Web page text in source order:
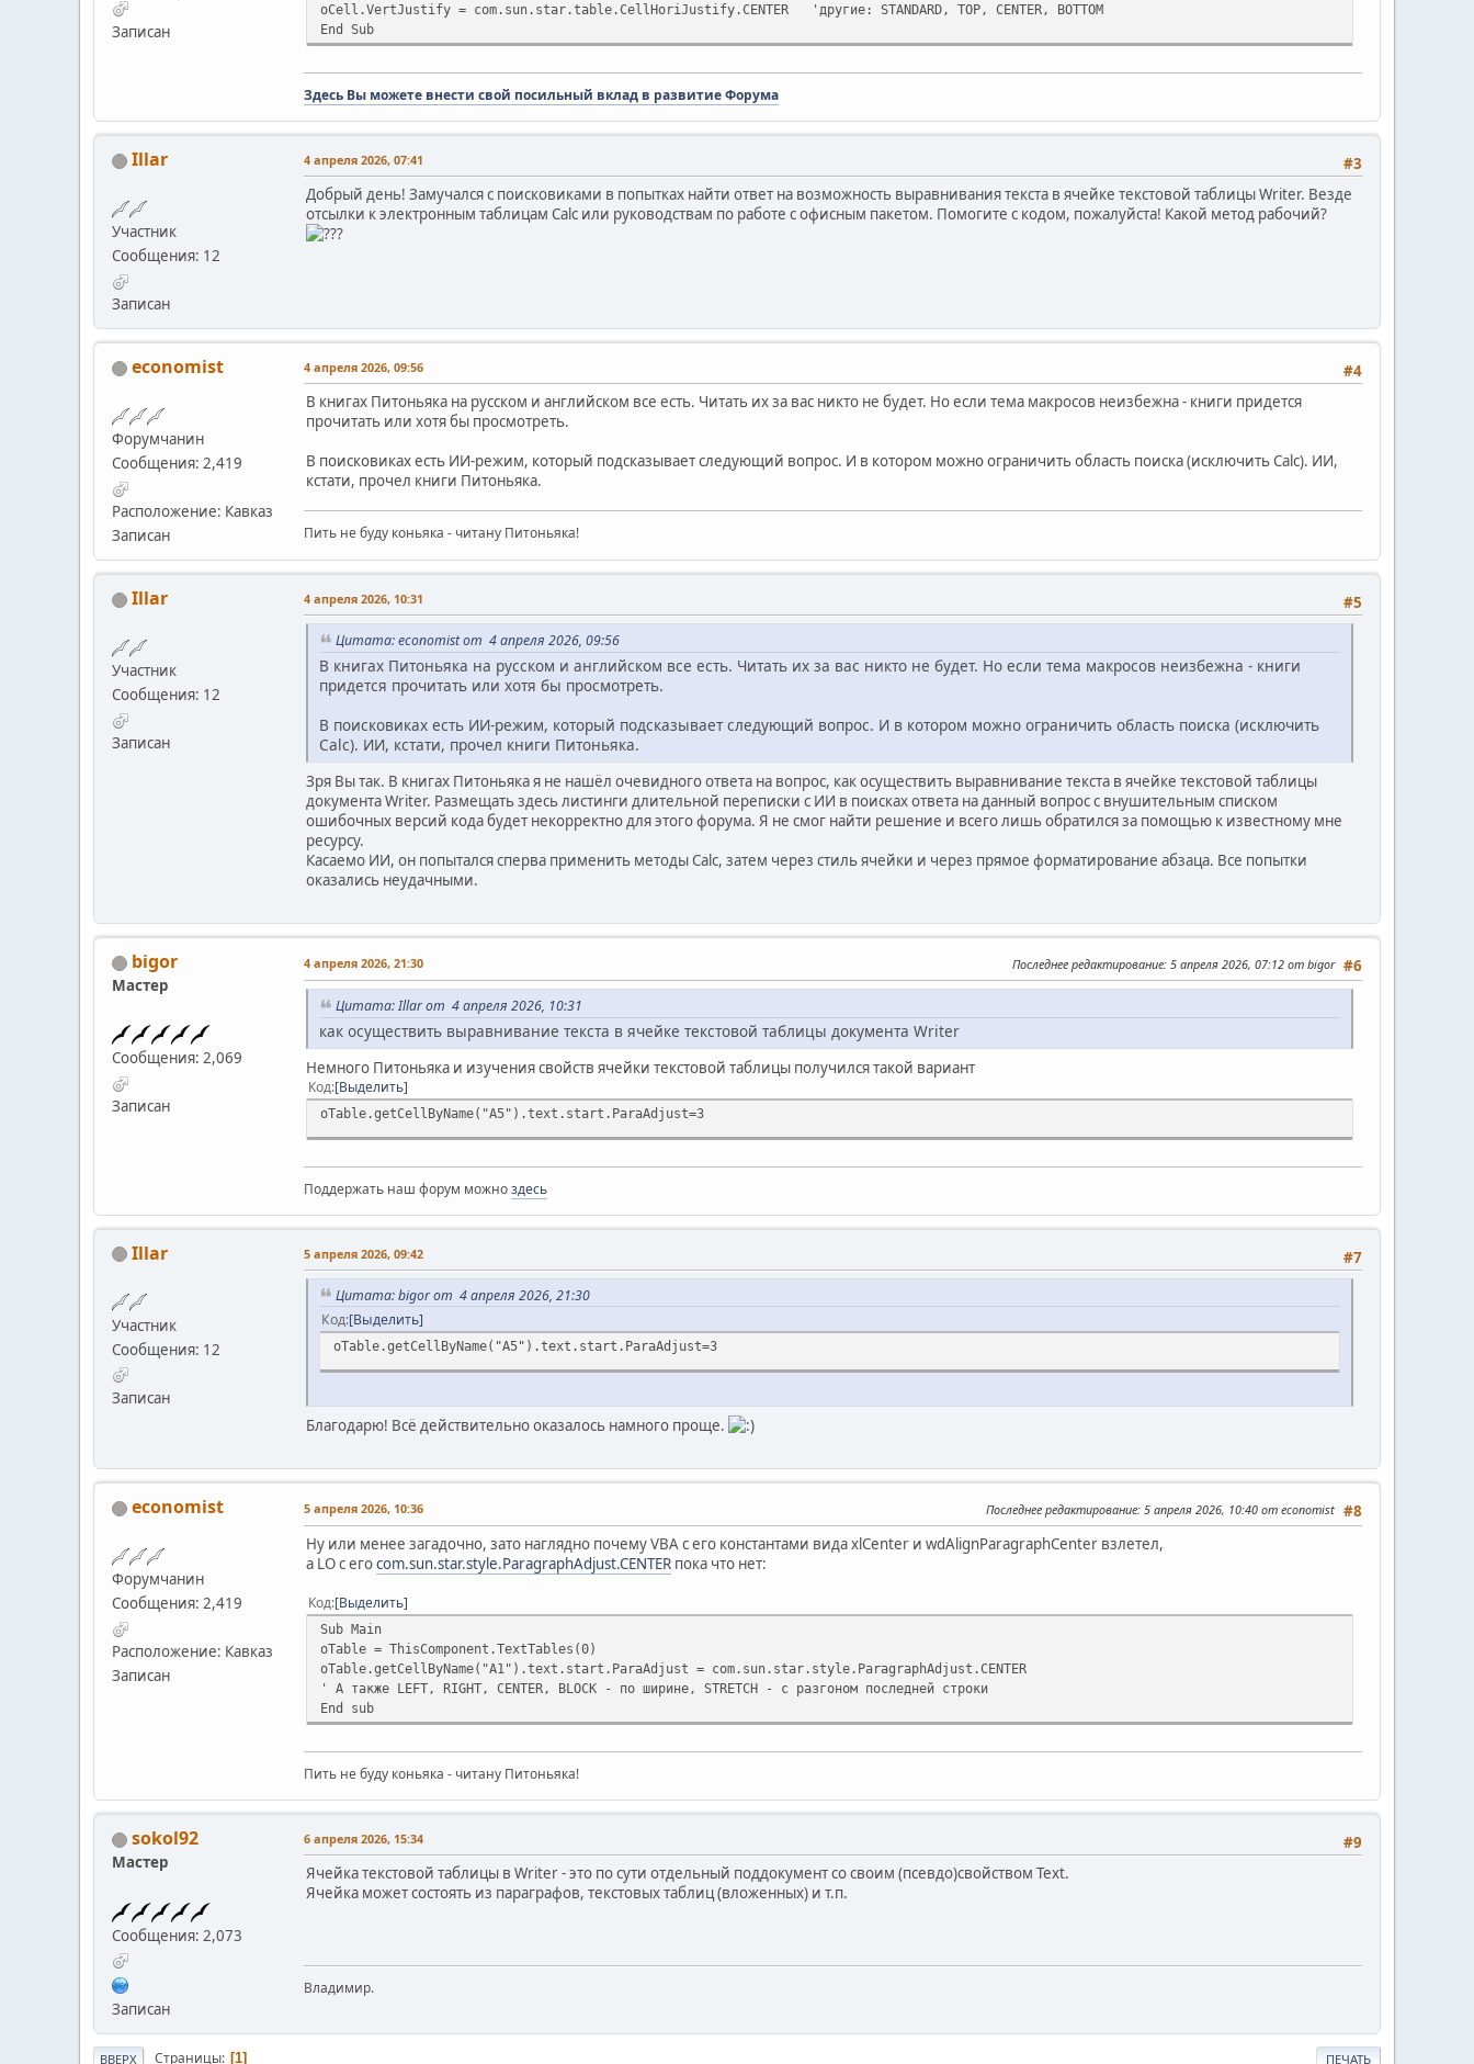
Записан
oCell.VertJustify = com.sun.star.table.CellHoriJustify.CENTER 'другие: STANDARD, TOP, CENTER, BOTTOM
End Sub
Здесь Вы можете внести свой посильный вклад в развитие Форума
Illar
Участник
Сообщения: 12
Записан
#3
4 апреля 2026, 07:41
Добрый день! Замучался с поисковиками в попытках найти ответ на возможность выравнивания текста в ячейке текстовой таблицы Writer. Везде
отсылки к электронным таблицам Calc или руководствам по работе с офисным пакетом. Помогите с кодом, пожалуйста! Какой метод рабочий?
economist
Форумчанин
Сообщения: 2,419
Расположение: Кавказ
Записан
#4
4 апреля 2026, 09:56
В книгах Питоньяка на русском и английском все есть. Читать их за вас никто не будет. Но если тема макросов неизбежна - книги придется
прочитать или хотя бы просмотреть.
В поисковиках есть ИИ-режим, который подсказывает следующий вопрос. И в котором можно ограничить область поиска (исключить Calc). ИИ,
кстати, прочел книги Питоньяка.
Пить не буду коньяка - читану Питоньяка!
Illar
Участник
Сообщения: 12
Записан
#5
4 апреля 2026, 10:31
Цитата: economist от 4 апреля 2026, 09:56
В книгах Питоньяка на русском и английском все есть. Читать их за вас никто не будет. Но если тема макросов неизбежна - книги
придется прочитать или хотя бы просмотреть.
В поисковиках есть ИИ-режим, который подсказывает следующий вопрос. И в котором можно ограничить область поиска (исключить
Calc). ИИ, кстати, прочел книги Питоньяка.
Зря Вы так. В книгах Питоньяка я не нашёл очевидного ответа на вопрос, как осуществить выравнивание текста в ячейке текстовой таблицы
документа Writer. Размещать здесь листинги длительной переписки с ИИ в поисках ответа на данный вопрос с внушительным списком
ошибочных версий кода будет некорректно для этого форума. Я не смог найти решение и всего лишь обратился за помощью к известному мне
ресурсу.
Касаемо ИИ, он попытался сперва применить методы Calc, затем через стиль ячейки и через прямое форматирование абзаца. Все попытки
оказались неудачными.
bigor
Мастер
Сообщения: 2,069
Записан
#6
4 апреля 2026, 21:30 Последнее редактирование: 5 апреля 2026, 07:12 от bigor
Цитата: Illar от 4 апреля 2026, 10:31
как осуществить выравнивание текста в ячейке текстовой таблицы документа Writer
Немного Питоньяка и изучения свойств ячейки текстовой таблицы получился такой вариант
Код Выделить
oTable.getCellByName("A5").text.start.ParaAdjust=3
Поддержать наш форум можноздесь
Illar
Участник
Сообщения: 12
Записан
#7
5 апреля 2026, 09:42
Цитата: bigor от 4 апреля 2026, 21:30
Код Выделить
oTable.getCellByName("A5").text.start.ParaAdjust=3
Благодарю! Всё действительно оказалось намного проще.
economist
Форумчанин
Сообщения: 2,419
Расположение: Кавказ
Записан
#8
5 апреля 2026, 10:36 Последнее редактирование: 5 апреля 2026, 10:40 от economist
Ну или менее загадочно, зато наглядно почему VBA с его константами вида xlCenter и wdAlignParagraphCenter взлетел,
а LO с егоcom.sun.star.style.ParagraphAdjust.CENTER пока что нет:
Код Выделить
Sub Main
oTable = ThisComponent.TextTables(0)
oTable.getCellByName("A1").text.start.ParaAdjust = com.sun.star.style.ParagraphAdjust.CENTER
' А также LEFT, RIGHT, CENTER, BLOCK - по ширине, STRETCH - с разгоном последней строки
End sub
Пить не буду коньяка - читану Питоньяка!
sokol92
Мастер
Сообщения: 2,073
Записан
#9
6 апреля 2026, 15:34
Ячейка текстовой таблицы в Writer - это по сути отдельный поддокумент со своим (псевдо)свойством Text.
Ячейка может состоять из параграфов, текстовых таблиц (вложенных) и т.п.
Владимир.
ПЕЧАТЬ
ВВЕРХ Страницы 1